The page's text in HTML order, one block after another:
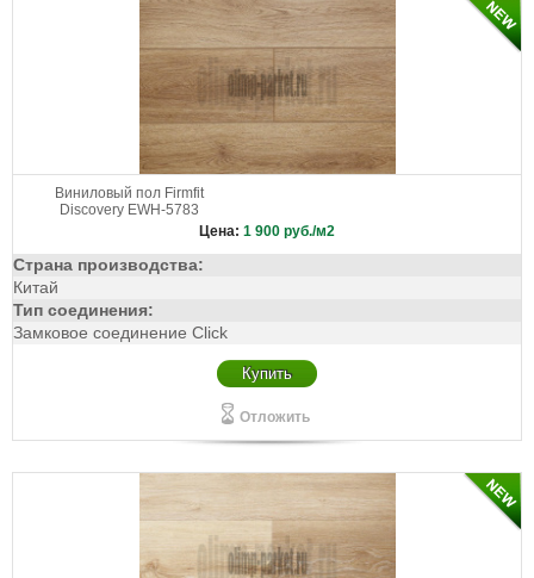
Виниловый пол Firmfit
Discovery EWH-5783
Цена: 1 900 руб./м2
Страна производства:
Китай
Тип соединения:
Замковое соединение Click
Купить
Отложить